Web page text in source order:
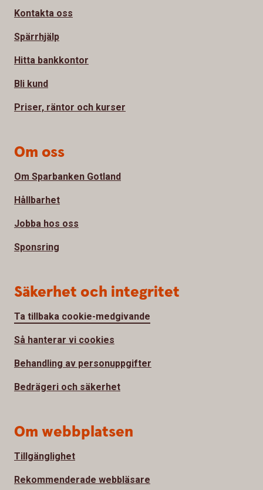
Kontakta oss
Spärrhjälp
Hitta bankkontor
Bli kund
Priser, räntor och kurser
Om oss
Om Sparbanken Gotland
Hållbarhet
Jobba hos oss
Sponsring
Säkerhet och integritet
Ta tillbaka cookie-medgivande
Så hanterar vi cookies
Behandling av personuppgifter
Bedrägeri och säkerhet
Om webbplatsen
Tillgänglighet
Rekommenderade webbläsare